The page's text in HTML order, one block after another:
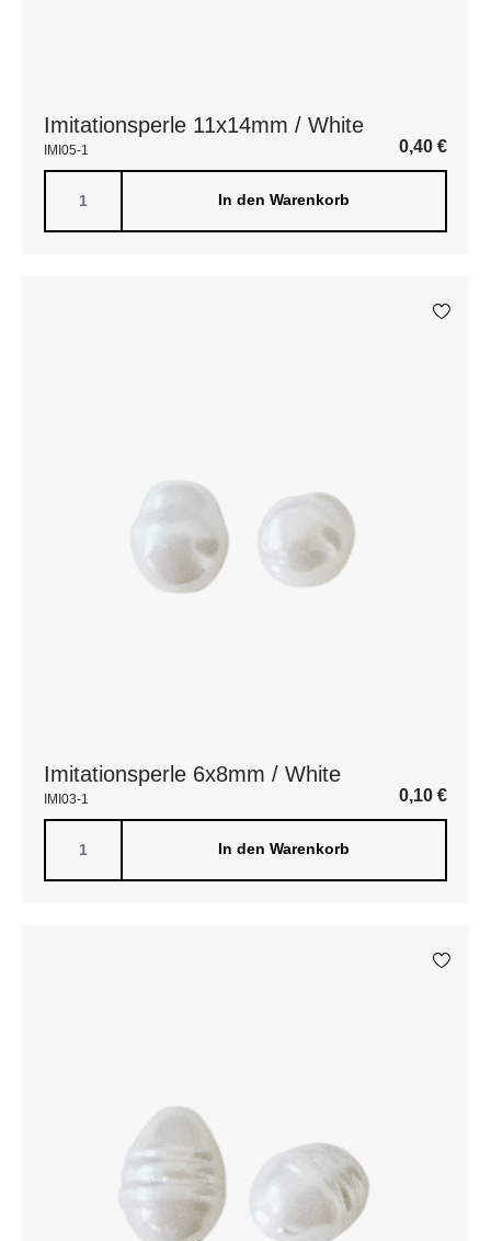
Imitationsperle 11x14mm / White
IMI05-1 0,40 €
In den Warenkorb
Imitationsperle 6x8mm / White
IMI03-1 0,10 €
In den Warenkorb